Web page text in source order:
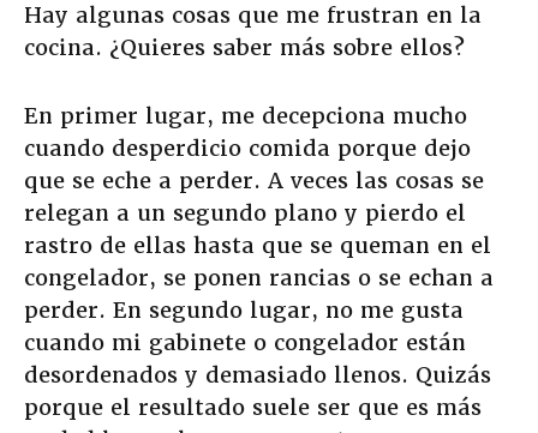
Hay algunas cosas que me frustran en la
cocina. ¿Quieres saber más sobre ellos?
En primer lugar, me decepciona mucho
cuando desperdicio comida porque dejo
que se eche a perder. A veces las cosas se
relegan a un segundo plano y pierdo el
rastro de ellas hasta que se queman en el
congelador, se ponen rancias o se echan a
perder. En segundo lugar, no me gusta
cuando mi gabinete o congelador están
desordenados y demasiado llenos. Quizás
porque el resultado suele ser que es más